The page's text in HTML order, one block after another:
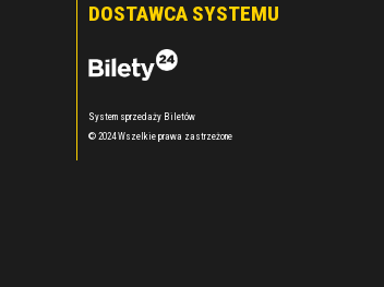
DOSTAWCA SYSTEMU
System sprzedaży Biletów
© 2024 Wszelkie prawa zastrzeżone